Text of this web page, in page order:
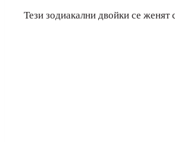
Тези зодиакални двойки се женят